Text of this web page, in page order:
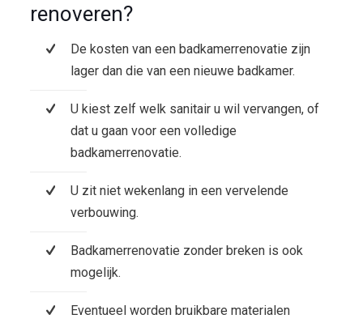
renoveren?
De kosten van een badkamerrenovatie zijn
lager dan die van een nieuwe badkamer.
U kiest zelf welk sanitair u wil vervangen, of
dat u gaan voor een volledige
badkamerrenovatie.
U zit niet wekenlang in een vervelende
verbouwing.
Badkamerrenovatie zonder breken is ook
mogelijk.
Eventueel worden bruikbare materialen